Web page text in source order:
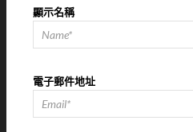
顯示名稱
電子郵件地址